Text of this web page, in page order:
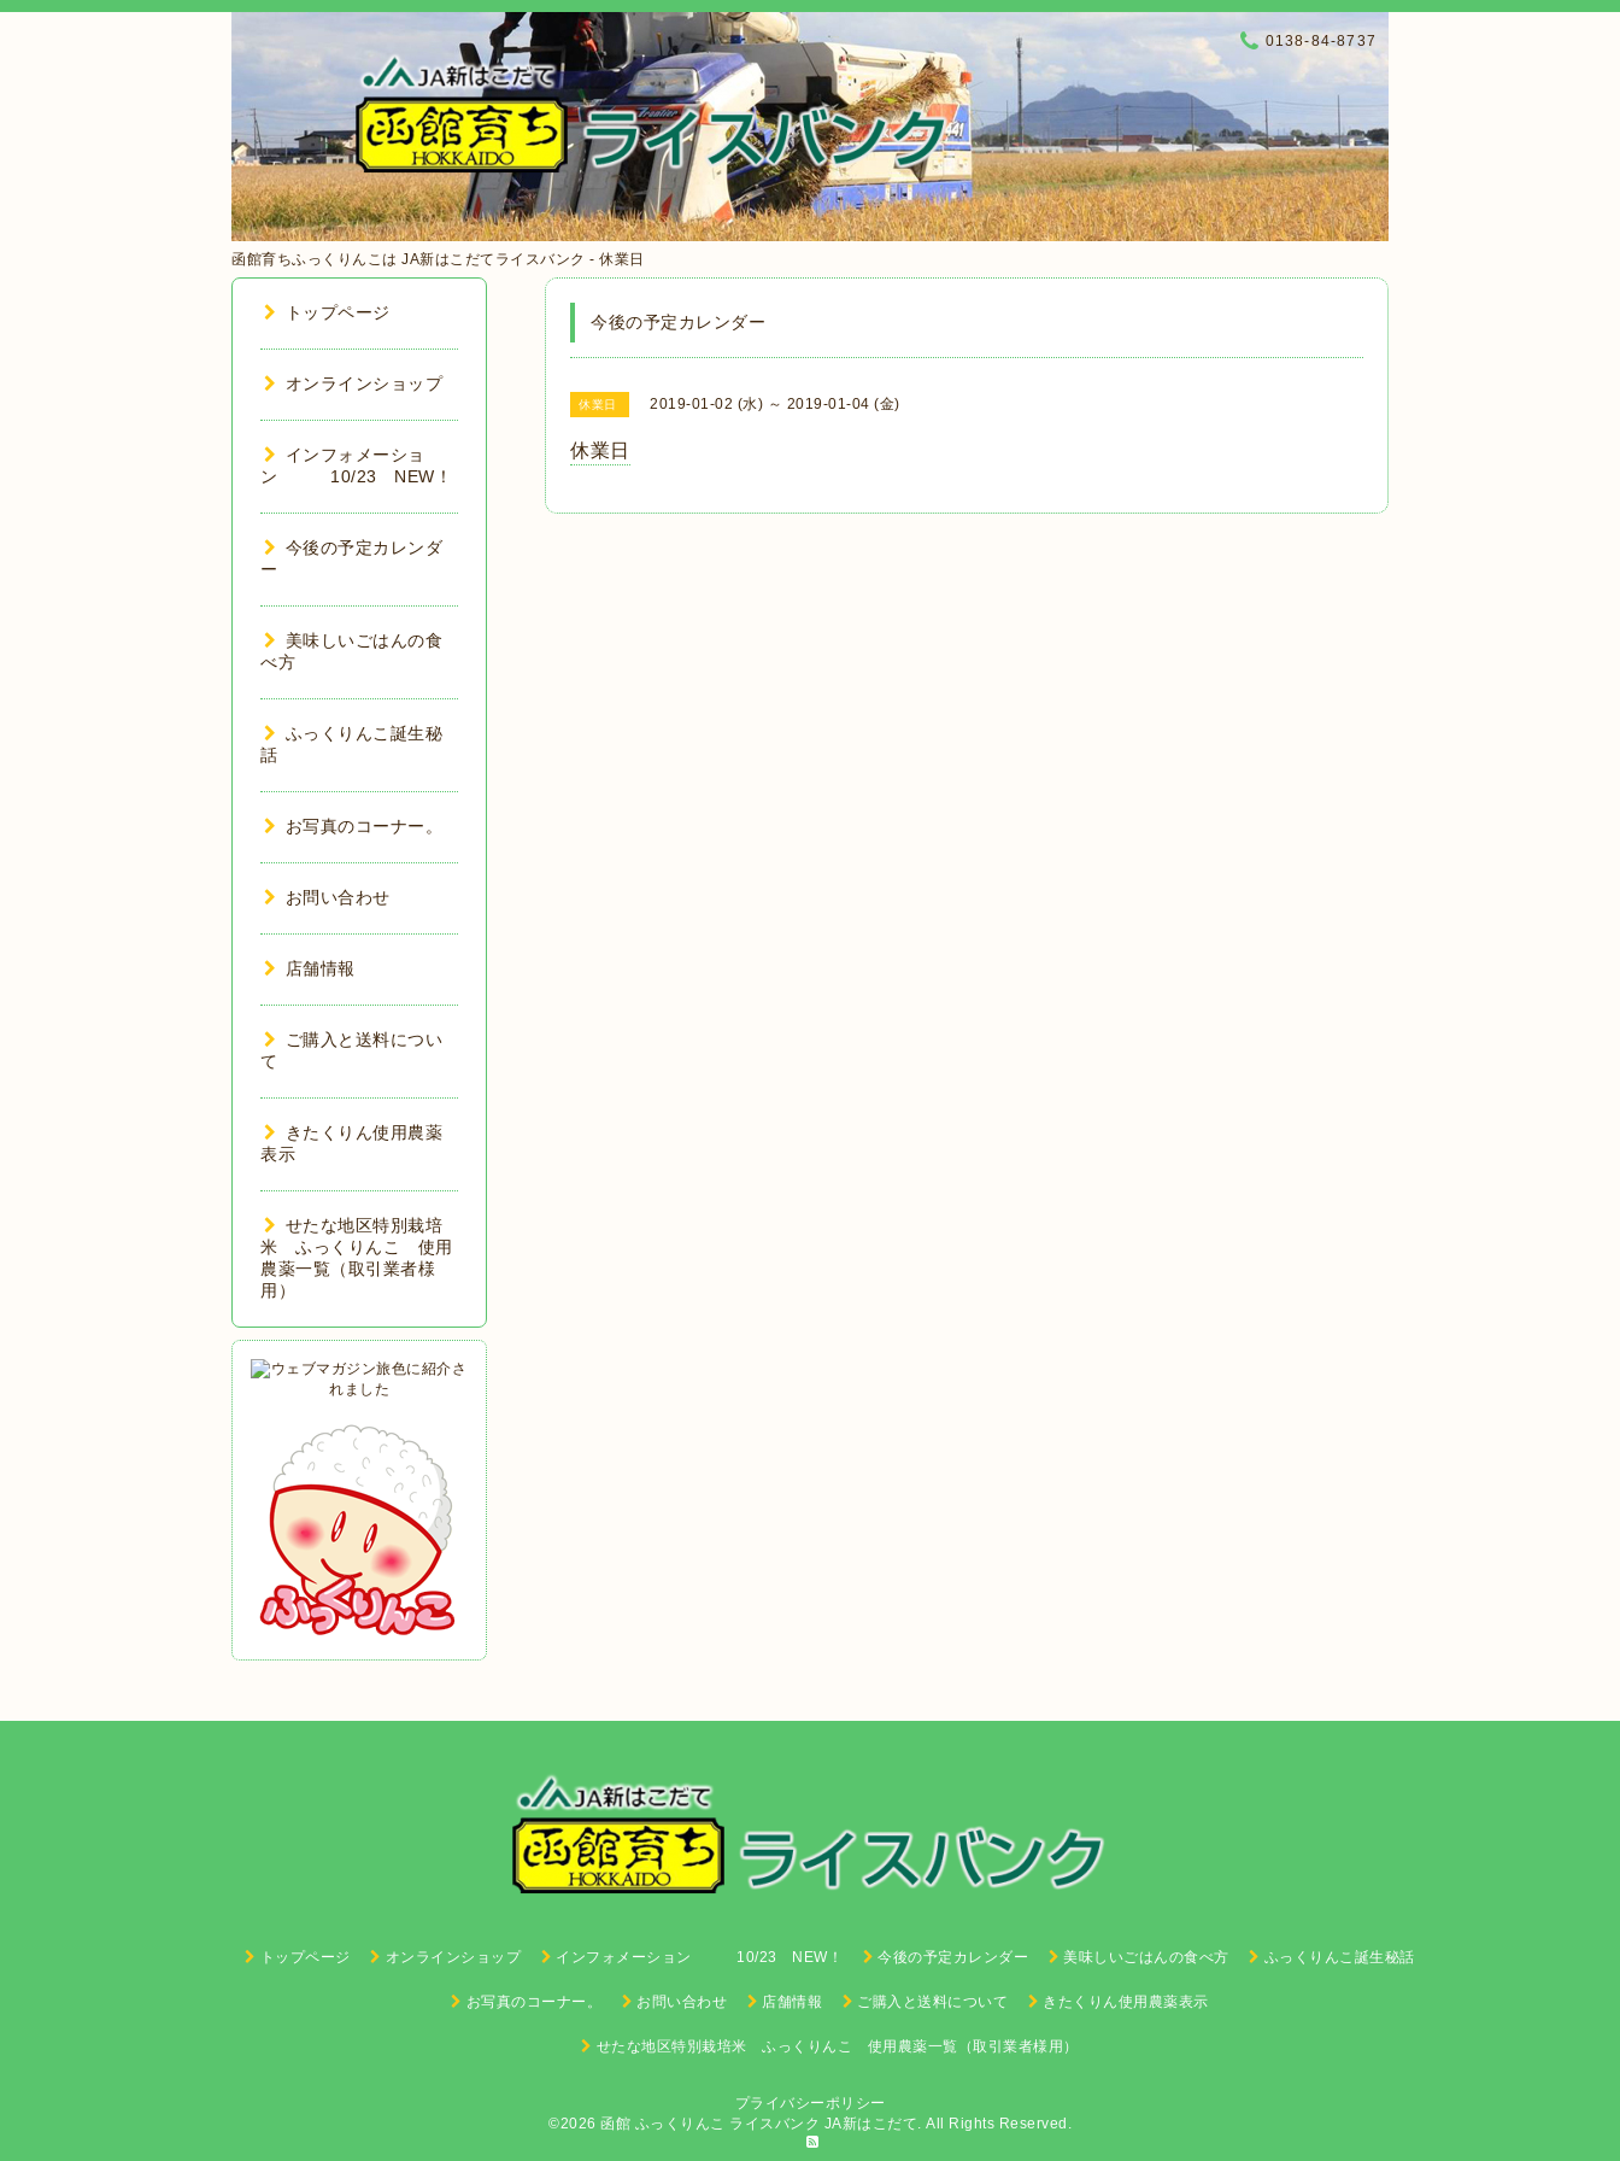
0138-84-8737
函館育ちふっくりんこは JA新はこだてライスバンク - 休業日
今後の予定カレンダー
休業日 2019-01-02 (水) ～ 2019-01-04 (金)
休業日
トップページ
オンラインショップ
インフォメーショ
ン 10/23 NEW！
今後の予定カレンダ
ー
美味しいごはんの食
べ方
ふっくりんこ誕生秘
話
お写真のコーナー。
お問い合わせ
店舗情報
ご購入と送料につい
て
きたくりん使用農薬
表示
せたな地区特別栽培
米 ふっくりんこ 使用
農薬一覧（取引業者様
用）
トップページ オンラインショップ インフォメーション 10/23 NEW！ 今後の予定カレンダー 美味しいごはんの食べ方 ふっくりんこ誕生秘話
お写真のコーナー。 お問い合わせ 店舗情報 ご購入と送料について きたくりん使用農薬表示
せたな地区特別栽培米 ふっくりんこ 使用農薬一覧（取引業者様用）
プライバシーポリシー
©2026 函館 ふっくりんこ ライスバンク JA新はこだて. All Rights Reserved.